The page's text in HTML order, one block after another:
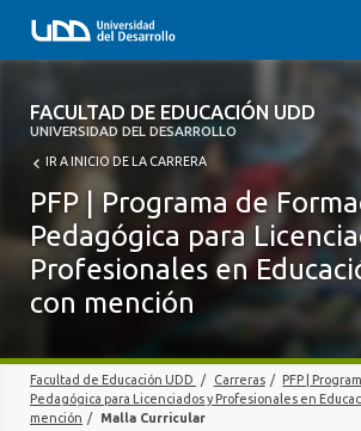
FACULTAD DE EDUCACIÓN UDD
UNIVERSIDAD DEL DESARROLLO
FACULTAD DE EDUCACIÓN UDD
INICIO
SOBRE LA FACULTAD
CARRERAS
POSTGRADO Y EDUCACIÓN CONTINUA
IR A INICIO DE LA CARRERA
PFP | Programa de
Pedagógica para
Profesionales en
con mención
Facultad de Educación UDD / Carreras / PFP |
Pedagógica para Licenciados y Profesionales en
mención / Malla Curricular